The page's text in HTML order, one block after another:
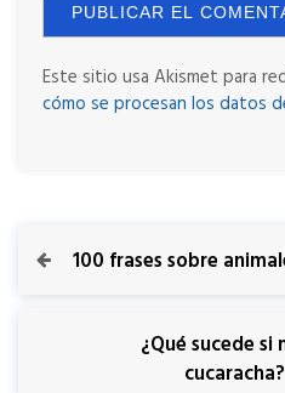
Este sitio usa Akismet para
cómo se procesan los datos
100 frases sobre
¿Qué sucede